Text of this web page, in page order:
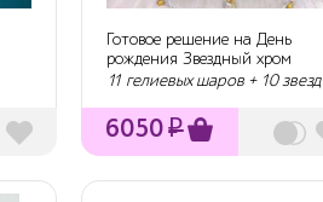
Готовое решение на День
рождения Звездный хром
11 гелиевых шаров + 10 звезд
6050₽